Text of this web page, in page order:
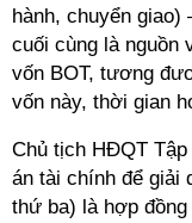
hành, chuyển
cuối cùng là nguồn
vốn BOT, tương
vốn này, thời gian
Chủ tịch HĐQT
án tài chính để giải
thứ ba) là hợp